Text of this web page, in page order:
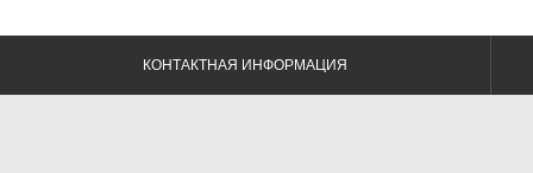
КОНТАКТНАЯ ИНФОРМАЦИЯ